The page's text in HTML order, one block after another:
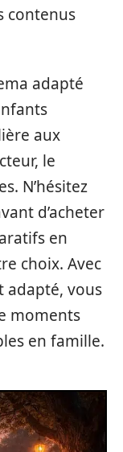
contenus
adapté
aux
le
N’hésitez
d’acheter
en
choix. Avec
adapté, vous
moments
en famille.